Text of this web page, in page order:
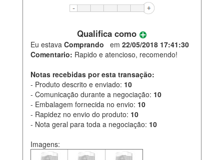
Qualifica como
Eu estava Comprando em 22/05/2018 17:41:30
Comentario: Rapido e atencioso, recomendo!
Notas recebidas por esta transação:
- Produto descrito e enviado: 10
- Comunicação durante a negociação: 10
- Embalagem fornecida no envio: 10
- Rapidez no envio do produto: 10
- Nota geral para toda a negociação: 10
Imagens: